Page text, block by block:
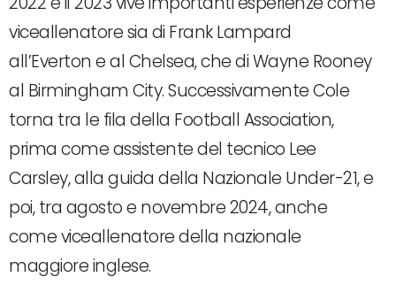
viceallenatore sia di Frank Lampard
all’Everton e al Chelsea, che di Wayne Rooney
al Birmingham City. Successivamente Cole
torna tra le fila della Football Association,
prima come assistente del tecnico Lee
Carsley, alla guida della Nazionale Under-21, e
poi, tra agosto e novembre 2024, anche
come viceallenatore della nazionale
maggiore inglese.